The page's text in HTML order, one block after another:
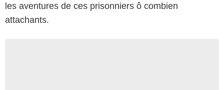
les aventures de ces prisonniers ô combien
attachants.